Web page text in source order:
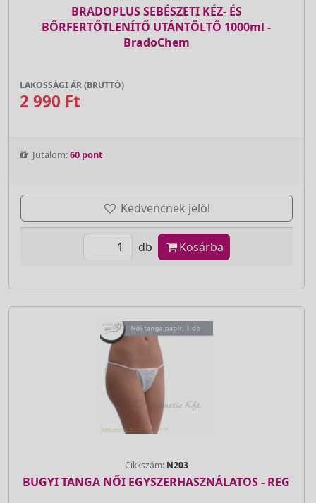
BRADOPLUS SEBÉSZETI KÉZ- ÉS
BŐRFERTŐTLENÍTŐ UTÁNTÖLTŐ 1000ml -
BradoChem
LAKOSSÁGI ÁR (BRUTTÓ)
2 990 Ft
Jutalom:60 pont
Kedvencnek jelöl
db Kosárba
Cikkszám: N203
BUGYI TANGA NŐI EGYSZERHASZNÁLATOS - REG